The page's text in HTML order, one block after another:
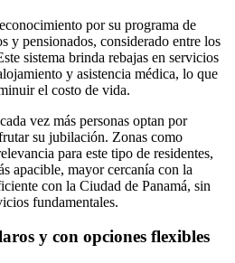
por su programa de
y pensionados, considerado entre los
sistema brinda rebajas en servicios
y asistencia médica, lo que
el costo de vida.
vez más personas optan por
su jubilación. Zonas como
para este tipo de residentes,
apacible, mayor cercanía con la
con la Ciudad de Panamá, sin
fundamentales.
y con opciones flexibles